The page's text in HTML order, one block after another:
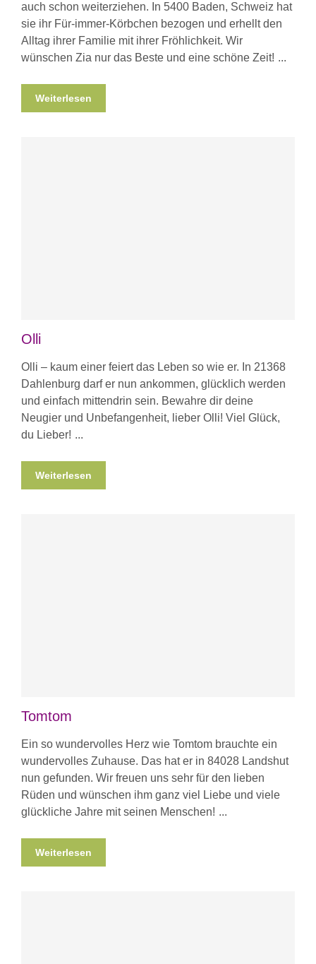
auch schon weiterziehen. In 5400 Baden, Schweiz hat
sie ihr Für-immer-Körbchen bezogen und erhellt den
Alltag ihrer Familie mit ihrer Fröhlichkeit. Wir
wünschen Zia nur das Beste und eine schöne Zeit!
Weiterlesen
Olli
Olli – kaum einer feiert das Leben so wie er. In 21368
Dahlenburg darf er nun ankommen, glücklich werden
und einfach mittendrin sein. Bewahre dir deine
Neugier und Unbefangenheit, lieber Olli! Viel Glück,
du Lieber!
Weiterlesen
Tomtom
Ein so wundervolles Herz wie Tomtom brauchte ein
wundervolles Zuhause. Das hat er in 84028 Landshut
nun gefunden. Wir freuen uns sehr für den lieben
Rüden und wünschen ihm ganz viel Liebe und viele
glückliche Jahre mit seinen Menschen!
Weiterlesen